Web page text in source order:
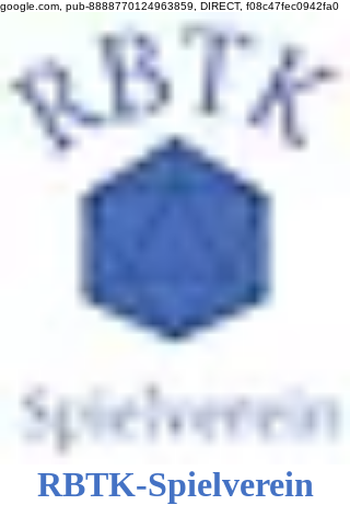
google.com, pub-8888770124963859, DIRECT, f08c47fec0942fa0
RBTK-Spielverein